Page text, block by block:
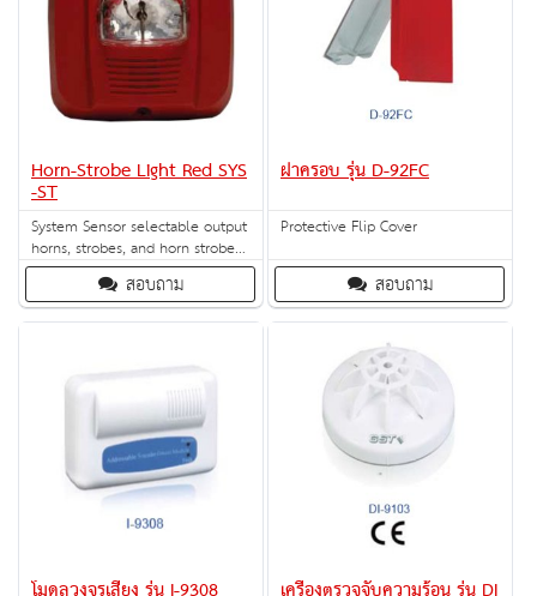
Horn-Strobe Light Red SYS
-ST
System Sensor selectable output
horns, strobes, and horn strobes
are rich with features guaranteed
to reduce installation times and
maximize profits.
สอบถาม
ฝาครอบ รุ่น D-92FC
Protective Flip Cover
สอบถาม